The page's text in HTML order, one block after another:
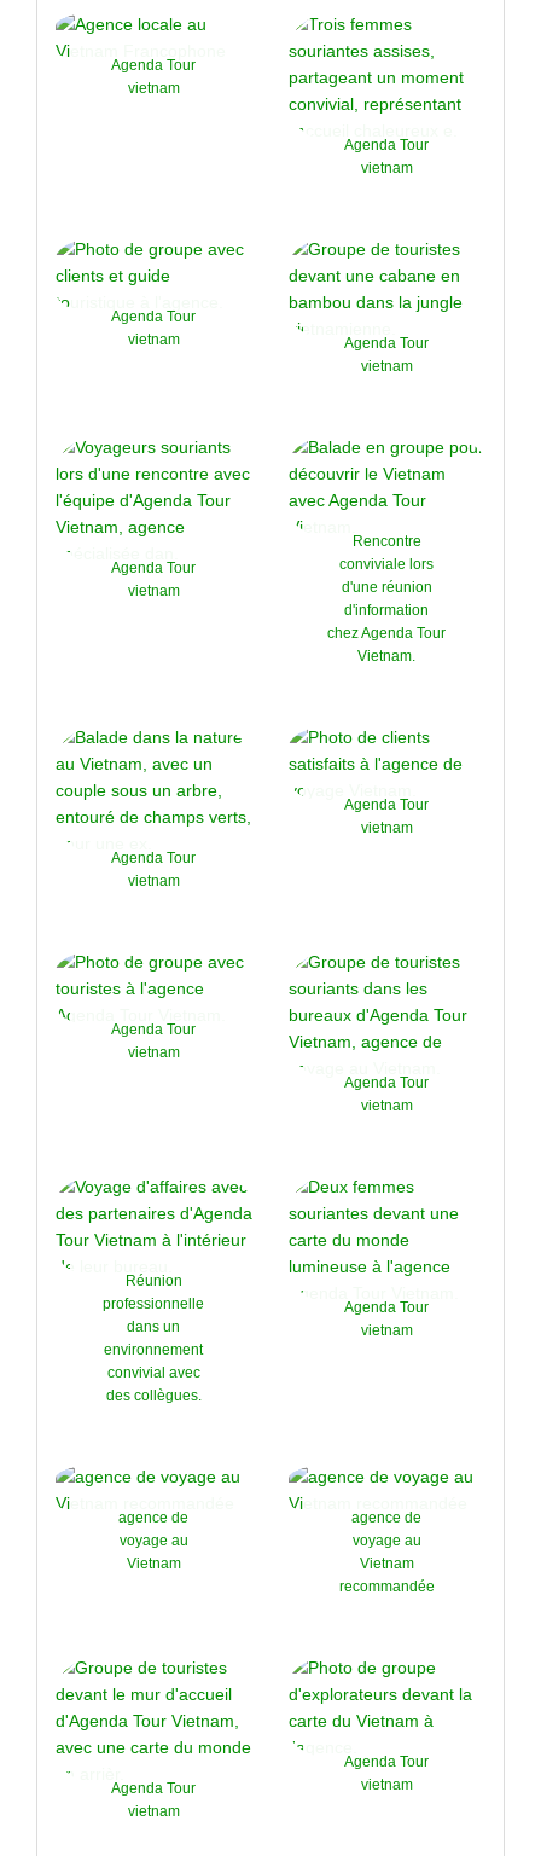
Agenda Tour
vietnam
Agenda Tour
vietnam
Agenda Tour
vietnam
Agenda Tour
vietnam
Agenda Tour
vietnam
Rencontre
conviviale lors
d'une réunion
d'information
chez Agenda Tour
Vietnam.
Agenda Tour
vietnam
Agenda Tour
vietnam
Agenda Tour
vietnam
Agenda Tour
vietnam
Réunion
professionnelle
dans un
environnement
convivial avec
des collègues.
Agenda Tour
vietnam
agence de
voyage au
Vietnam
agence de
voyage au
Vietnam
recommandée
Agenda Tour
vietnam
Agenda Tour
vietnam